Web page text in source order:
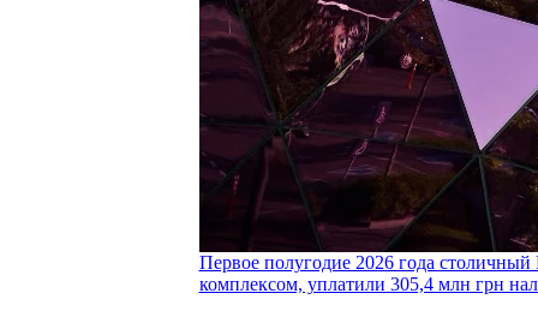
Первое полугодие 2026 года
комплексом, уплатили 305,4 млн грн